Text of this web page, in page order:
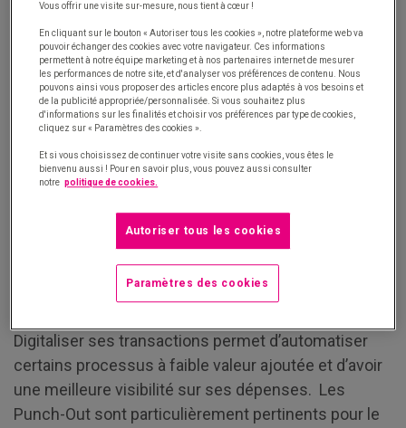
Classée dans la famille desachats indirects
catégorie d’achat joue un rôle essentiel dans les
opérations quotidiennes.
Cependant, elle fait souvent l’objet d’une approche
décentralisée. Cela signifie que chaque site procède
à ses propres achats, sans aucune consolidation
des données et des dépenses.
MRO : une stratégie achat en trois
Stratégie achat #1 : les solutions digitales
Digitaliser ses transactions permet d’automatiser
certains processus à faible valeur ajoutée et d’avoir
une meilleure visibilité sur ses dépenses. Les
Punch-Out sont particulièrement pertinents pour le
Vous offrir une visite sur-mesure, nous tient à cœur !
En cliquant sur le bouton « Autoriser tous les cookies », notre plateforme web va
pouvoir échanger des cookies avec votre navigateur. Ces informations
permettent à notre équipe marketing et à nos partenaires internet de mesurer
les performances de notre site, et d'analyser vos préférences de contenu. Nous
pouvons ainsi vous proposer des articles encore plus adaptés à vos besoins et
de la publicité appropriée/personnalisée. Si vous souhaitez plus
d'informations sur les finalités et choisir vos préférences par type de cookies,
cliquez sur « Paramètres des cookies ».
Et si vous choisissez de continuer votre visite sans cookies, vous êtes le
bienvenu aussi ! Pour en savoir plus, vous pouvez aussi consulter
notre politique de cookies.
Autoriser tous les cookies
Paramètres des cookies